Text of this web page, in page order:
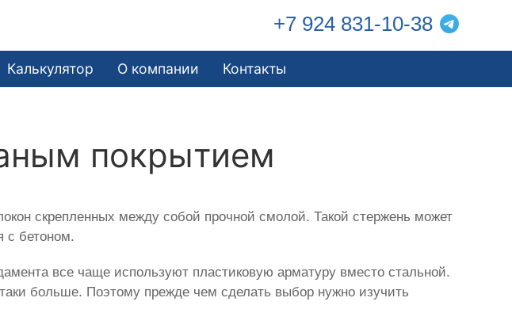
+7 924 831-10-38
Калькулятор О компании Контакты
покрытием
скрепленных между собой прочной смолой. Такой стержень может
с бетоном.
все чаще используют пластиковую арматуру вместо стальной.
больше. Поэтому прежде чем сделать выбор нужно изучить